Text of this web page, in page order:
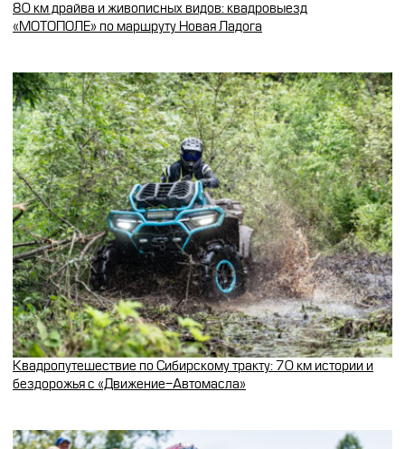
80 км драйва и живописных видов: квадровыезд
«МОТОПОЛЕ» по маршруту Новая Ладога
Квадропутешествие по Сибирскому тракту: 70 км истории и
бездорожья с «Движение-Автомасла»